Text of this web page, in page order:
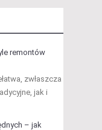
remontów
zwłaszcza
jak i
– jak